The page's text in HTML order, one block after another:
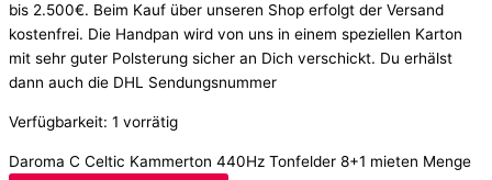
bis 2.500€. Beim Kauf über unseren Shop erfolgt der Versand
kostenfrei. Die Handpan wird von uns in einem speziellen Karton
mit sehr guter Polsterung sicher an Dich verschickt. Du erhälst
dann auch die DHL Sendungsnummer
Verfügbarkeit: 1 vorrätig
Daroma C Celtic Kammerton 440Hz Tonfelder 8+1 mieten Menge